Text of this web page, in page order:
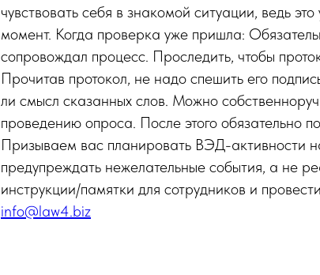
чувствовать себя в знакомой ситуации, ведь
момент. Когда проверка уже пришла:
сопровождал процесс. Проследить, чтобы
Прочитав протокол, не надо спешить его
ли смысл сказанных слов. Можно
проведению опроса. После этого обязательно
Призываем вас планировать ВЭД-активности
предупреждать нежелательные события, а не
инструкции/памятки для сотрудников и
info@law4.biz